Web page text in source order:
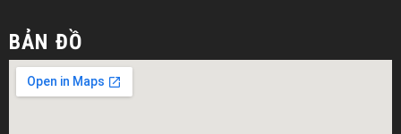
BẢN ĐỒ